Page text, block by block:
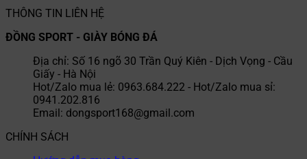
THÔNG TIN LIÊN HỆ
ĐỒNG SPORT - GIÀY BÓNG ĐÁ
Địa chỉ: Số 16 ngõ 30 Trần Quý Kiên - Dịch Vọng - Cầu
Giấy - Hà Nội
Hot/Zalo mua lẻ: 0963.684.222 - Hot/Zalo mua sỉ:
0941.202.816
Email: dongsport168@gmail.com
CHÍNH SÁCH